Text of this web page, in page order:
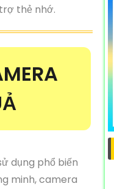
thẻ nhớ.
dụng phổ biến
minh, camera